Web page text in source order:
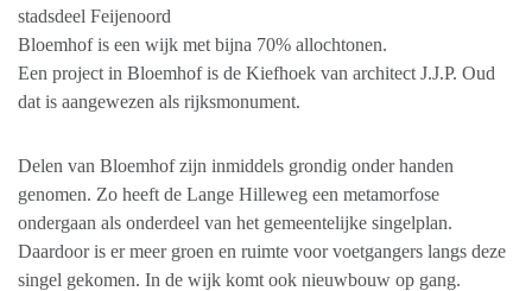
stadsdeel Feijenoord
Bloemhof is een wijk met bijna 70% allochtonen.
Een project in Bloemhof is de Kiefhoek van architect J.J.P. Oud
dat is aangewezen als rijksmonument.
Delen van Bloemhof zijn inmiddels grondig onder handen
genomen. Zo heeft de Lange Hilleweg een metamorfose
ondergaan als onderdeel van het gemeentelijke singelplan.
Daardoor is er meer groen en ruimte voor voetgangers langs deze
singel gekomen. In de wijk komt ook nieuwbouw op gang.